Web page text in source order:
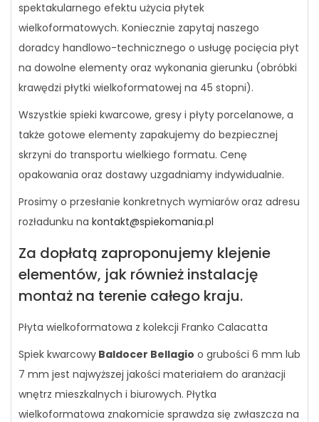
spektakularnego efektu użycia płytek
wielkoformatowych. Koniecznie zapytaj naszego
doradcy handlowo-technicznego o usługę pocięcia płyt
na dowolne elementy oraz wykonania gierunku (obróbki
krawędzi płytki wielkoformatowej na 45 stopni).
Wszystkie spieki kwarcowe, gresy i płyty porcelanowe, a
także gotowe elementy zapakujemy do bezpiecznej
skrzyni do transportu wielkiego formatu. Cenę
opakowania oraz dostawy uzgadniamy indywidualnie.
Prosimy o przesłanie konkretnych wymiarów oraz adresu
rozładunku na kontakt@spiekomania.pl
Za dopłatą zaproponujemy klejenie
elementów, jak również instalację
montaż na terenie całego kraju.
Płyta wielkoformatowa z kolekcji Franko Calacatta
Spiek kwarcowy Baldocer Bellagio o grubości 6 mm lub
7 mm jest najwyższej jakości materiałem do aranżacji
wnętrz mieszkalnych i biurowych. Płytka
wielkoformatowa znakomicie sprawdza się zwłaszcza na